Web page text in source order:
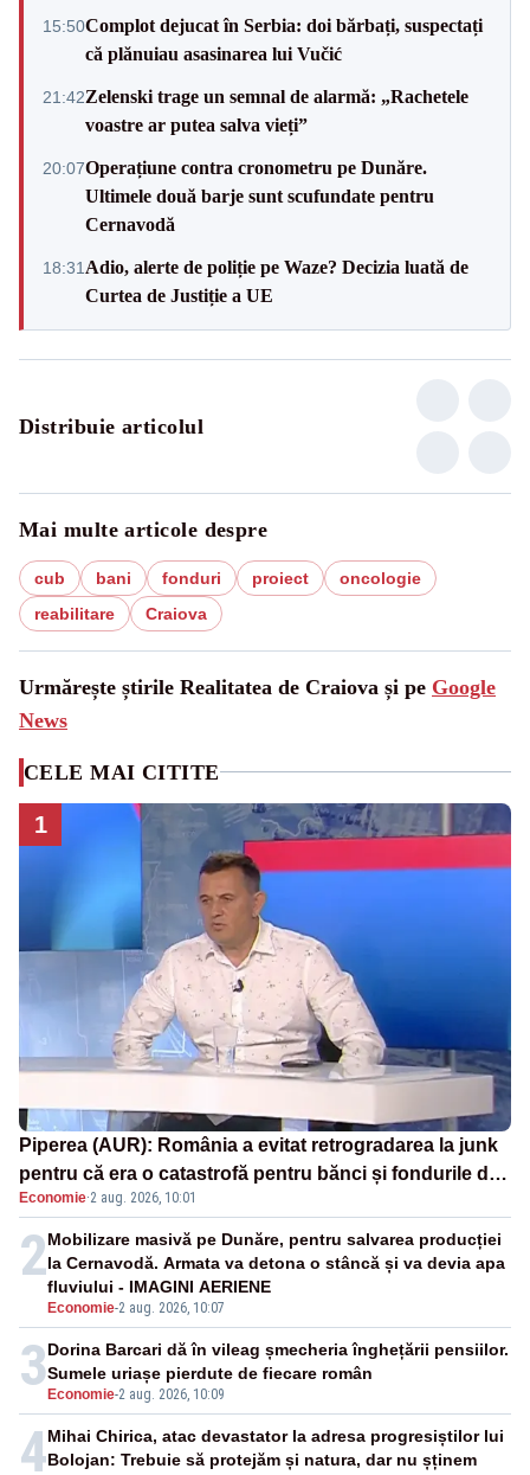
15:50Complot dejucat în Serbia: doi bărbați, suspectați
că plănuiau asasinarea lui Vučić
21:42Zelenski trage un semnal de alarmă: „Rachetele
voastre ar putea salva vieți”
20:07Operațiune contra cronometru pe Dunăre.
Ultimele două barje sunt scufundate pentru
Cernavodă
18:31 Adio, alerte de poliție pe Waze? Decizia luată de
Curtea de Justiție a UE
Distribuie articolul
Mai multe articole despre
cub bani fonduri proiect
oncologie
reabilitare
Craiova
Urmărește știrile Realitatea de Craiova și pe Google
News
CELE MAI CITITE
1
Piperea (AUR): România a evitat retrogradarea la junk
pentru că era o catastrofă pentru bănci și fondurile de
pensii
Economie·2 aug. 2026, 10:01
2
Economie-2 aug. 2026, 10:07
Mobilizare masivă pe Dunăre, pentru salvarea producției
la Cernavodă. Armata va detona o stâncă și va devia apa
fluviului - IMAGINI AERIENE
3 Economie-2 aug. 2026, 10:09
Dorina Barcari dă în vileag șmecheria înghețării pensiilor.
Sumele uriașe pierdute de fiecare român
4Mihai Chirica, atac devastator la adresa progresiștilor lui
Bolojan: Trebuie să protejăm și natura, dar nu șținem